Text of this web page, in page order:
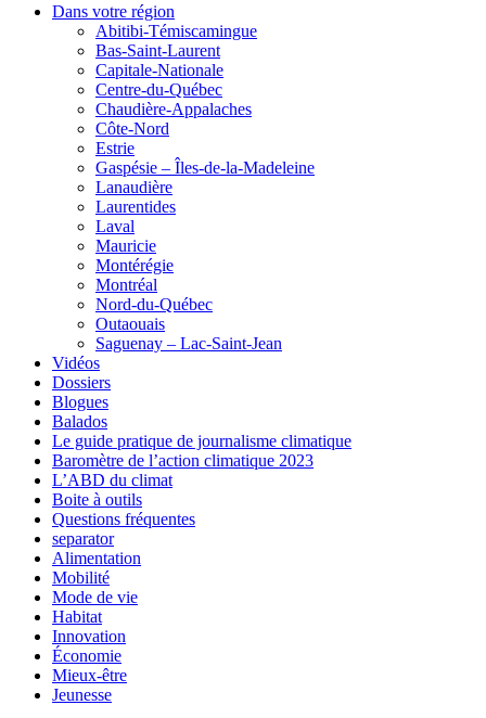
Dans votre région
Abitibi-Témiscamingue
Bas-Saint-Laurent
Capitale-Nationale
Centre-du-Québec
Chaudière-Appalaches
Côte-Nord
Estrie
Gaspésie – Îles-de-la-Madeleine
Lanaudière
Laurentides
Laval
Mauricie
Montérégie
Montréal
Nord-du-Québec
Outaouais
Saguenay – Lac-Saint-Jean
Vidéos
Dossiers
Blogues
Balados
Le guide pratique de journalisme climatique
Baromètre de l’action climatique 2023
L’ABD du climat
Boite à outils
Questions fréquentes
separator
Alimentation
Mobilité
Mode de vie
Habitat
Innovation
Économie
Mieux-être
Jeunesse